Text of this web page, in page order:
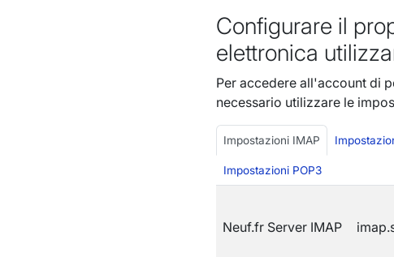
Configurare il
elettronica
Per accedere all'account di
necessario utilizzare le
Impostazioni IMAP
Impostazioni POP3
Neuf.fr Server IMAP